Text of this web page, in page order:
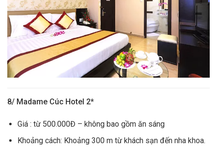
8/ Madame Cúc Hotel 2*
Giá : từ 500.000Đ – không bao gồm ăn sáng
Khoảng cách: Khoảng 300 m từ khách sạn đến nha khoa.